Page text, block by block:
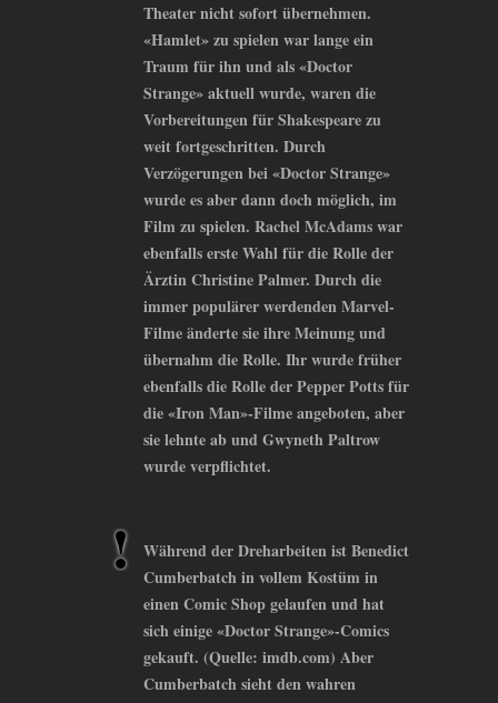
Theater nicht sofort übernehmen.
«Hamlet» zu spielen war lange ein
Traum für ihn und als «Doctor
Strange» aktuell wurde, waren die
Vorbereitungen für Shakespeare zu
weit fortgeschritten. Durch
Verzögerungen bei «Doctor Strange»
wurde es aber dann doch möglich, im
Film zu spielen. Rachel McAdams war
ebenfalls erste Wahl für die Rolle der
Ärztin Christine Palmer. Durch die
immer populärer werdenden Marvel-
Filme änderte sie ihre Meinung und
übernahm die Rolle. Ihr wurde früher
ebenfalls die Rolle der Pepper Potts für
die «Iron Man»-Filme angeboten, aber
sie lehnte ab und Gwyneth Paltrow
wurde verpflichtet.
Während der Dreharbeiten ist Benedict
Cumberbatch in vollem Kostüm in
einen Comic Shop gelaufen und hat
sich einige «Doctor Strange»-Comics
gekauft. (Quelle: imdb.com) Aber
Cumberbatch sieht den wahren